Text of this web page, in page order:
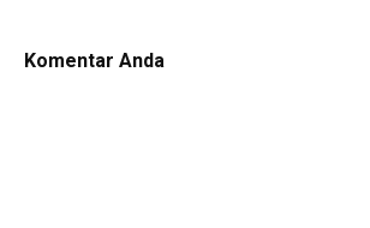
Komentar Anda